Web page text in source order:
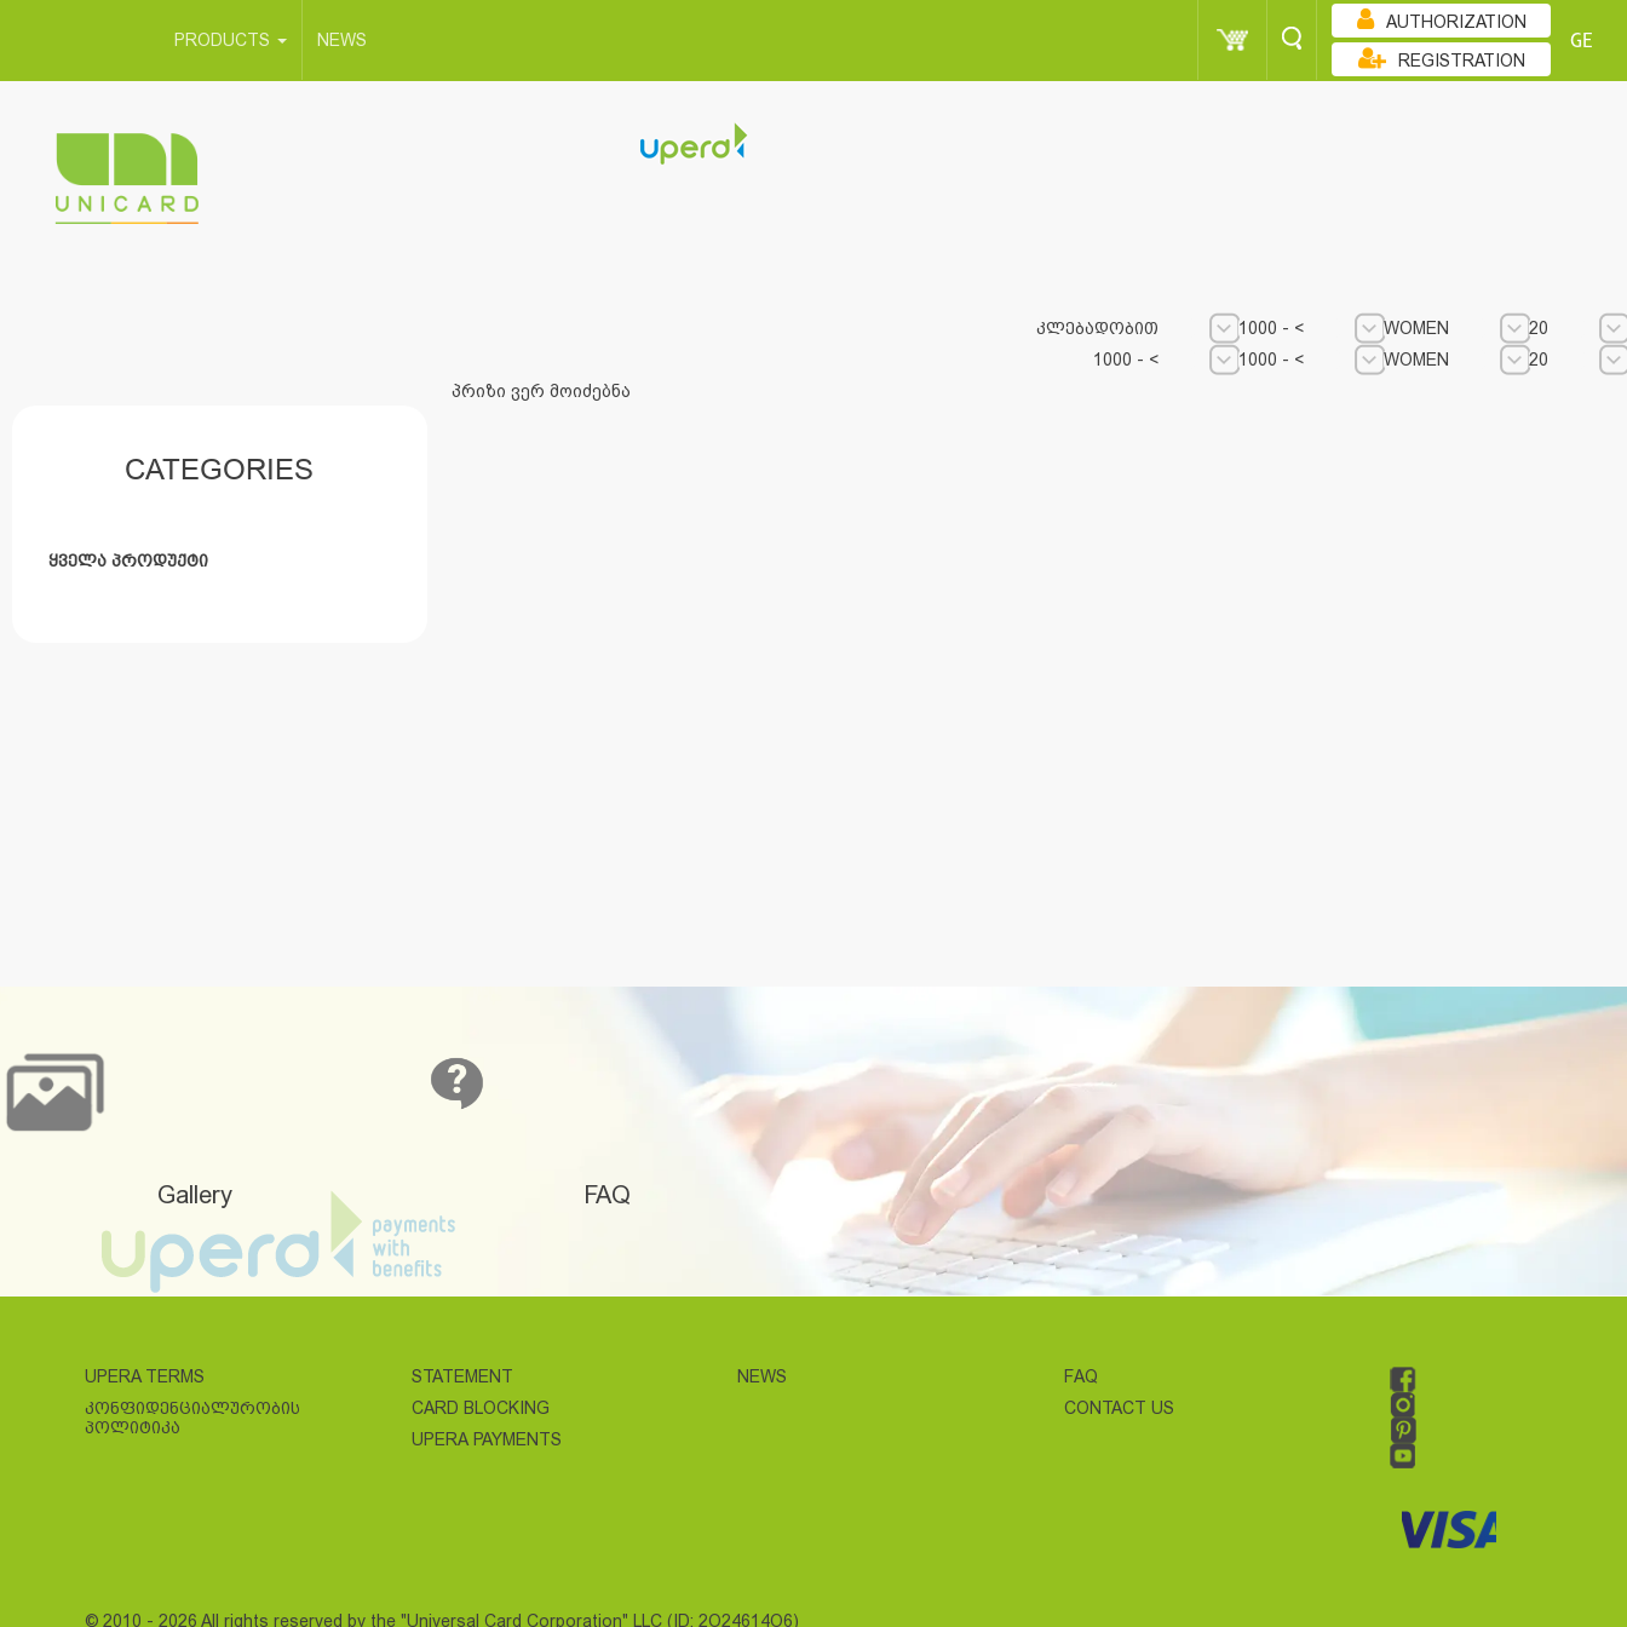
PRODUCTS NEWS
AUTHORIZATION
REGISTRATION
GE
CATEGORIES
ᲧᲕᲔᲚᲐ ᲞᲠᲝᲓᲣᲥᲢᲘ
ᲙᲚᲔᲑᲐᲓᲝᲑᲘᲗ 1000 - < WOMEN
20
1000 - <
1000 - < WOMEN
20
პრიზი ვერ მოიძებნა
Gallery FAQ
UPERA TERMS
ᲙᲝᲜᲤᲘᲓᲔᲜᲪᲘᲐᲚᲣᲠᲝᲑᲘᲡ
ᲞᲝᲚᲘᲢᲘᲙᲐ
STATEMENT
CARD BLOCKING
UPERA PAYMENTS
NEWS
FAQ
CONTACT US
© 2010 - 2026 All rights reserved by the "Universal Card Corporation" LLC (ID: 2O24614O6)